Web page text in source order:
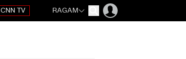
CNN TV RAGAM